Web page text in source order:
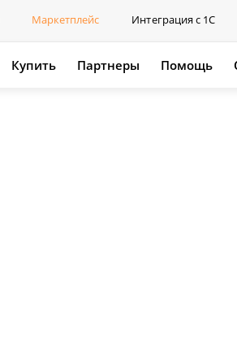
Маркетплейс Интеграция с 1С
Купить Партнеры Помощь